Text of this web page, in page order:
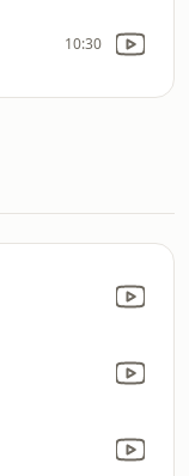
10:30